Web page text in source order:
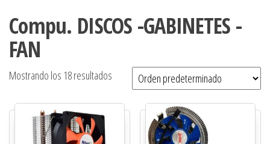
Compu. DISCOS -GABINETES -
FAN
Mostrando los 18 resultados